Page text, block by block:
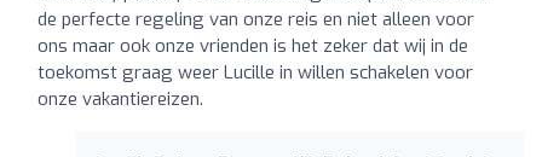
de perfecte regeling van onze reis en niet alleen voor
ons maar ook onze vrienden is het zeker dat wij in de
toekomst graag weer Lucille in willen schakelen voor
onze vakantiereizen.